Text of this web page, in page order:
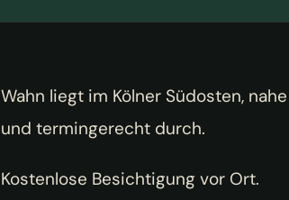
Wahn liegt im Kölner Südosten,
und termingerecht durch.
Kostenlose Besichtigung vor Ort.